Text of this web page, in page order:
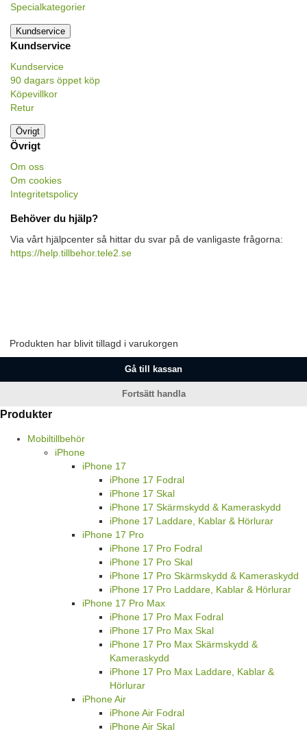
Specialkategorier
Kundservice
Kundservice
Kundservice
90 dagars öppet köp
Köpevillkor
Retur
Övrigt
Övrigt
Om oss
Om cookies
Integritetspolicy
Behöver du hjälp?
Via vårt hjälpcenter så hittar du svar på de vanligaste frågorna:
https://help.tillbehor.tele2.se
Produkten har blivit tillagd i varukorgen
Gå till kassan
Fortsätt handla
Produkter
Mobiltillbehör
iPhone
iPhone 17
iPhone 17 Fodral
iPhone 17 Skal
iPhone 17 Skärmskydd & Kameraskydd
iPhone 17 Laddare, Kablar & Hörlurar
iPhone 17 Pro
iPhone 17 Pro Fodral
iPhone 17 Pro Skal
iPhone 17 Pro Skärmskydd & Kameraskydd
iPhone 17 Pro Laddare, Kablar & Hörlurar
iPhone 17 Pro Max
iPhone 17 Pro Max Fodral
iPhone 17 Pro Max Skal
iPhone 17 Pro Max Skärmskydd &
Kameraskydd
iPhone 17 Pro Max Laddare, Kablar &
Hörlurar
iPhone Air
iPhone Air Fodral
iPhone Air Skal